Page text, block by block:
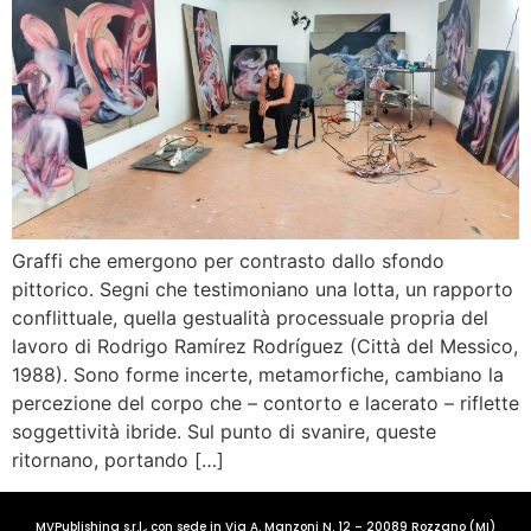
Graffi che emergono per contrasto dallo sfondo
pittorico. Segni che testimoniano una lotta, un rapporto
conflittuale, quella gestualità processuale propria del
lavoro di Rodrigo Ramírez Rodríguez (Città del Messico,
1988). Sono forme incerte, metamorfiche, cambiano la
percezione del corpo che – contorto e lacerato – riflette
soggettività ibride. Sul punto di svanire, queste
ritornano, portando […]
MVPublishing s.r.l., con sede in Via A. Manzoni N. 12 – 20089 Rozzano (MI)